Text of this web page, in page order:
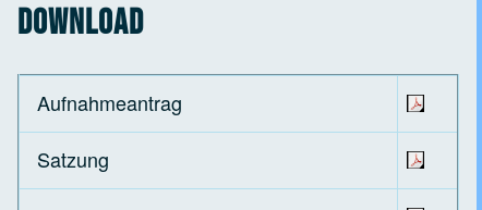
Download
Aufnahmeantrag
Satzung